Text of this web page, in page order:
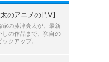
太のアニメの門V】
家の藤津亮太が、最新
しの作品まで、独自の
クアップ。